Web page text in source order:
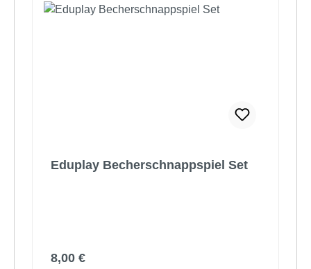
Eduplay Becherschnappspiel Set
Regulärer Preis:
8,00 €